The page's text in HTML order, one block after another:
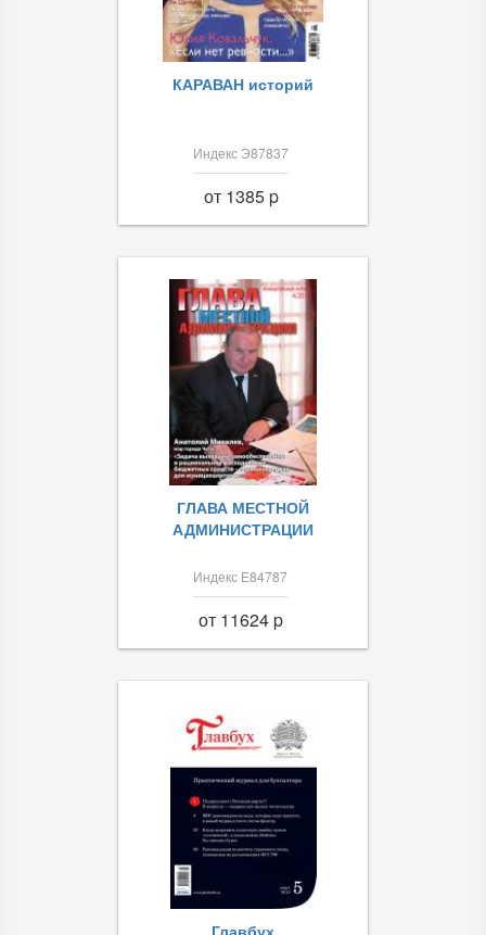
КАРАВАН историй
Индекс Э87837
от 1385 p
ГЛАВА МЕСТНОЙ
АДМИНИСТРАЦИИ
Индекс Е84787
от 11624 p
Главбух